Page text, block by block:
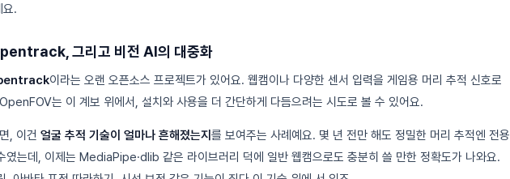
요.
그리고 비전 AI의 대중화
이라는 오랜 오픈소스 프로젝트가 있어요. 웹캠이나 다양한 센서 입력을 게임용 머리 추적 신호로
는 이 계보 위에서, 설치와 사용을 더 간단하게 다듬으려는 시도로 볼 수 있어요.
, 이건 얼굴 추적 기술이 얼마나 흔해졌는지 를 보여주는 사례예요. 몇 년 전만 해도 정밀한 머리 추적엔 전용
였는데, 이제는 MediaPipe·dlib 같은 라이브러리 덕에 일반 웹캠으로도 충분히 쓸 만한 정확도가 나와요.